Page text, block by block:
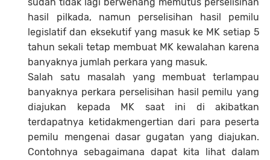
hasil pilkada, namun perselisihan hasil pemilu
legislatif dan eksekutif yang masuk ke MK setiap 5
tahun sekali tetap membuat MK kewalahan karena
banyaknya jumlah perkara yang masuk.
Salah satu masalah yang membuat terlampau
banyaknya perkara perselisihan hasil pemilu yang
diajukan kepada MK saat ini di akibatkan
terdapatnya ketidakmengertian dari para peserta
pemilu mengenai dasar gugatan yang diajukan.
Contohnya sebagaimana dapat kita lihat dalam